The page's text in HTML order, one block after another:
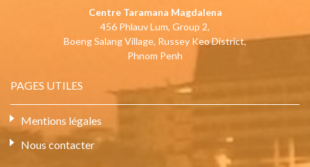
Centre Taramana Magdalena
456 Phlauv Lum, Group 2,
Boeng Salang Village, Russey Keo District,
Phnom Penh
PAGES UTILES
Mentions légales
Nous contacter